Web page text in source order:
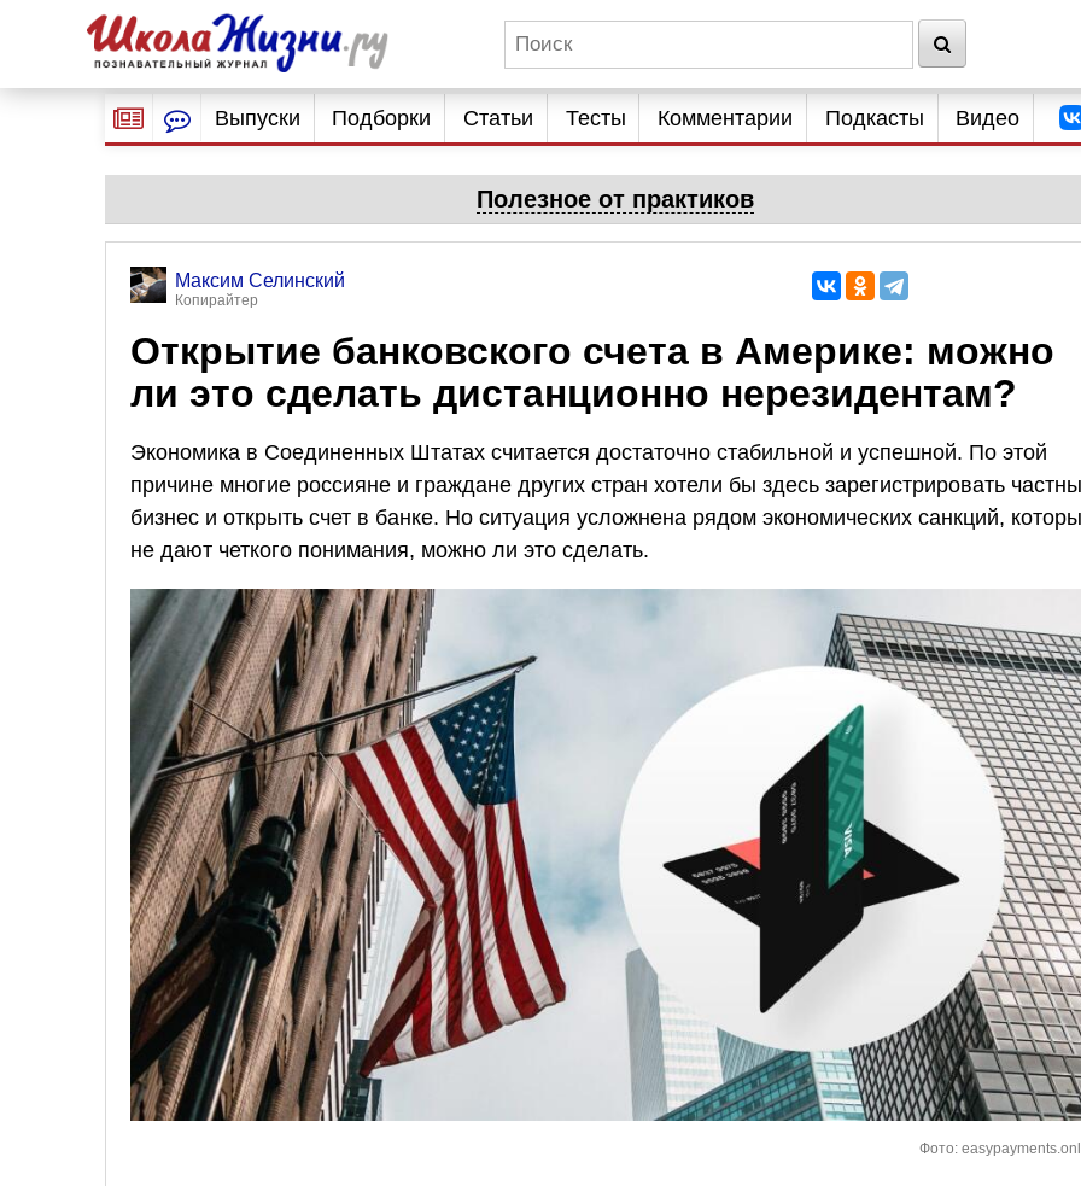
Выпуски Подборки Статьи Тесты Комментарии Подкасты Видео
Полезное от практиков
Максим Селинский
Копирайтер
Открытие банковского счета в Америке: можно
ли это сделать дистанционно нерезидентам?
Экономика в Соединенных Штатах считается достаточно стабильной и успешной. По этой
причине многие россияне и граждане других стран хотели бы здесь зарегистрировать
бизнес и открыть счет в банке. Но ситуация усложнена рядом экономических санкций,
не дают четкого понимания, можно ли это сделать.
Фото: